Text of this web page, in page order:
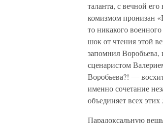
таланта, с вечной
комизмом пронизан
то никакого
шок от чтения этой
запомнил Воробьева,
сценаристом
Воробьева?! —
именно сочетание
объединяет всех
Парадоксальную